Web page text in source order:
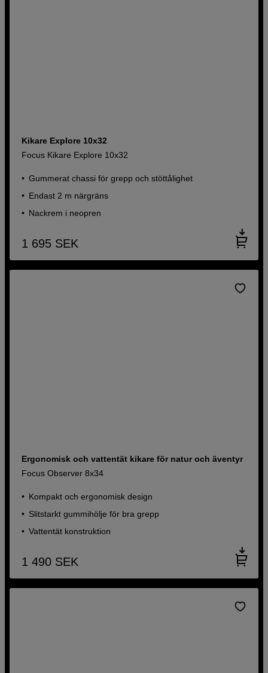
Kikare Explore 10x32
Focus Kikare Explore 10x32
Gummerat chassi för grepp och stöttålighet
Endast 2 m närgräns
Nackrem i neopren
1 695 SEK
Ergonomisk och vattentät kikare för natur och äventyr
Focus Observer 8x34
Kompakt och ergonomisk design
Slitstarkt gummihölje för bra grepp
Vattentät konstruktion
1 490 SEK